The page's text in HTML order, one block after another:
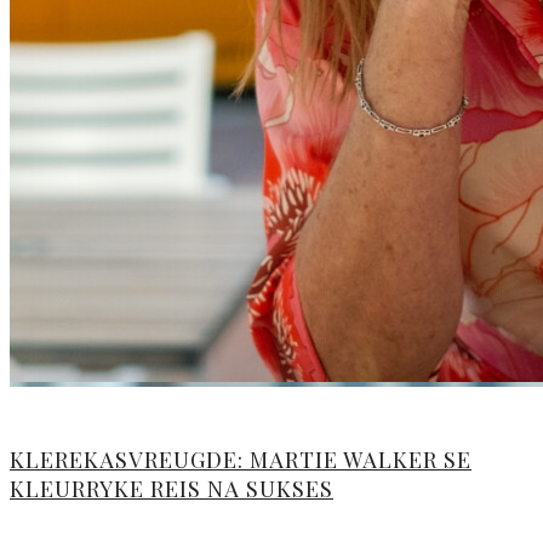
KLEREKASVREUGDE: MARTIE WALKER SE
KLEURRYKE REIS NA SUKSES